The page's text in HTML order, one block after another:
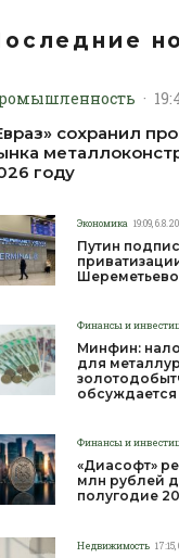
·
сохранил
году
Экономика 19:09,
Путин
Шереметьево
Финансы и
Минфин:
для
обсуждается
Финансы и
«Диасофт»
млн рублей
полугодие
Недвижимость